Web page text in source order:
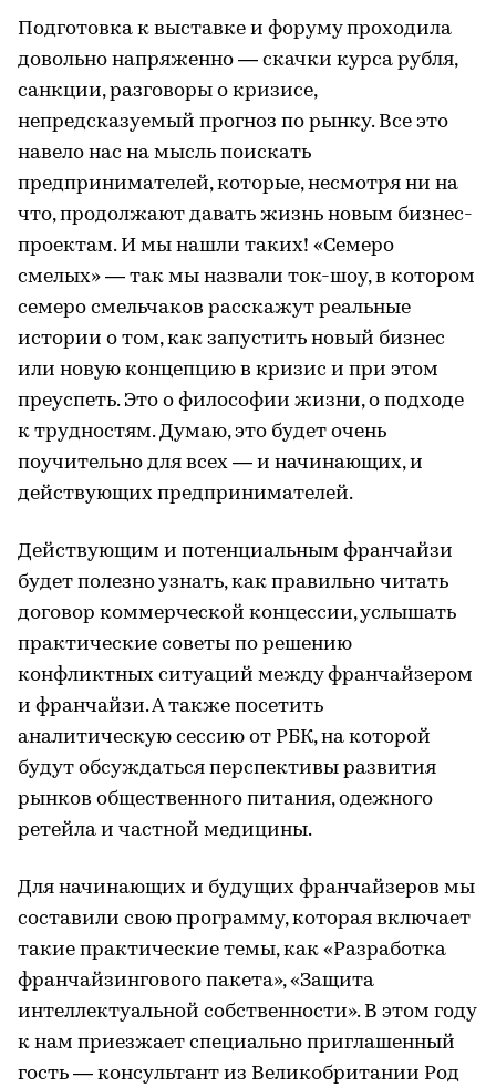
Подготовка к выставке и форуму проходила
довольно напряженно — скачки курса рубля,
санкции, разговоры о кризисе,
непредсказуемый прогноз по рынку. Все это
навело нас на мысль поискать
предпринимателей, которые, несмотря ни на
что, продолжают давать жизнь новым бизнес-
проектам. И мы нашли таких! «Семеро
смелых» — так мы назвали ток-шоу, в котором
семеро смельчаков расскажут реальные
истории о том, как запустить новый бизнес
или новую концепцию в кризис и при этом
преуспеть. Это о философии жизни, о подходе
к трудностям. Думаю, это будет очень
поучительно для всех — и начинающих, и
действующих предпринимателей.
Действующим и потенциальным франчайзи
будет полезно узнать, как правильно читать
договор коммерческой концессии, услышать
практические советы по решению
конфликтных ситуаций между франчайзером
и франчайзи. А также посетить
аналитическую сессию от РБК, на которой
будут обсуждаться перспективы развития
рынков общественного питания, одежного
ретейла и частной медицины.
Для начинающих и будущих франчайзеров мы
составили свою программу, которая включает
такие практические темы, как «Разработка
франчайзингового пакета», «Защита
интеллектуальной собственности». В этом году
к нам приезжает специально приглашенный
гость — консультант из Великобритании Род